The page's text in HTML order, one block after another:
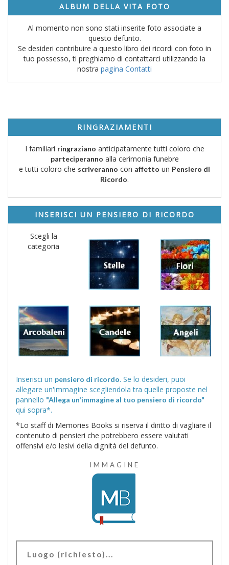
ALBUM DELLA VITA FOTO
Al momento non sono stati inserite foto associate a
questo defunto.
Se desideri contribuire a questo libro dei ricordi con foto in
tuo possesso, ti preghiamo di contattarci utilizzando la
nostra pagina Contatti
RINGRAZIAMENTI
I familiari ringraziano anticipatamente tutti coloro che
parteciperanno alla cerimonia funebre
e tutti coloro che scriveranno con affetto un Pensiero di
Ricordo.
INSERISCI UN PENSIERO DI RICORDO
Scegli la
categoria
Inserisci un pensiero di ricordo. Se lo desideri, puoi
allegare un'immagine scegliendola tra quelle proposte nel
pannello "Allega un'immagine al tuo pensiero di ricordo"
qui sopra*.
*Lo staff di Memories Books si riserva il diritto di vagliare il
contenuto di pensieri che potrebbero essere valutati
offensivi e/o lesivi della dignità del defunto.
IMMAGINE